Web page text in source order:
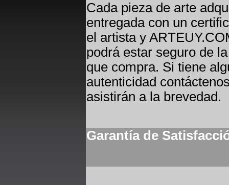
Cada pieza de arte
entregada con un
el artista y
podrá estar seguro de
que compra. Si tiene
autenticidad
asistirán a la brevedad.
Garantía de